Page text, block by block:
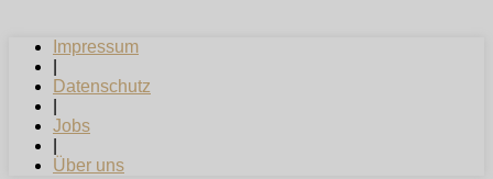
Impressum
Datenschutz
Jobs
Über uns